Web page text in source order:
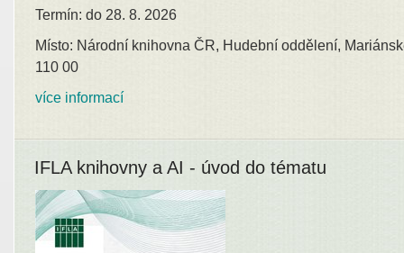
Termín: do 28. 8. 2026
Místo: Národní knihovna ČR, Hudební oddělení,
110 00
více informací
IFLA knihovny a AI - úvod do tématu